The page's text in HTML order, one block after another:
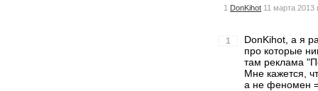
1 DonKihot 11 марта 2013
1
DonKihot, а я
про которые
там реклама
Мне кажется,
а не феномен